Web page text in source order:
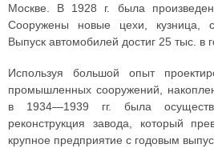
Москве. В 1928 г. была
Сооружены новые цехи, кузница,
Выпуск автомобилей достиг 25 тыс. в
Используя большой опыт
промышленных сооружений,
в 1934—1939 гг. была
реконструкция завода, который
крупное предприятие с годовым